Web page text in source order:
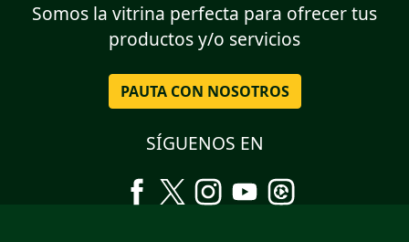
Somos la vitrina perfecta para ofrecer tus
productos y/o servicios
PAUTA CON NOSOTROS
SÍGUENOS EN